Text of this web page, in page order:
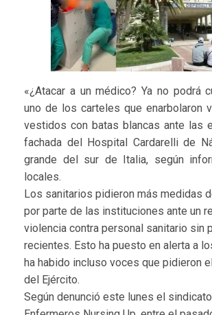
«¿Atacar a un médico? Ya no podrá
uno de los carteles que enarbolaron
vestidos con batas blancas ante las
fachada del Hospital Cardarelli de
grande del sur de Italia, según
locales.
Los sanitarios pidieron más medidas
por parte de las instituciones ante un
violencia contra personal sanitario sin
recientes. Esto ha puesto en alerta a
ha habido incluso voces que pidieron
del Ejército.
Según denunció este lunes el